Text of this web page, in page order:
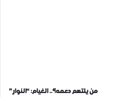
من يلتهم دعمه؟.. الغيام: “النوار”